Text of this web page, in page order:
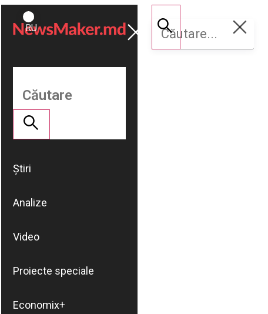
ROMÂNĂ
RU
Susține
NM
Știri
Analize
Video
Proiecte speciale
Economix+